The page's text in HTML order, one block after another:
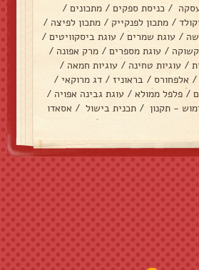
/ כניסת ספקים / מתכונים /
/ מתכון לפנקייק / מתכון לפיצה /
/ עוגת שמרים / עוגת ביסקוויטים /
/ עוגת מספרים / מרק אפונה /
/ עוגיות טחינה / עוגיות חמאה /
/ אלפחורס / בראוניז / דג מרוקאי /
/ פלפל ממולא / עוגת גבינה אפויה /
- תקנון / תכנית בישול / אסאדו